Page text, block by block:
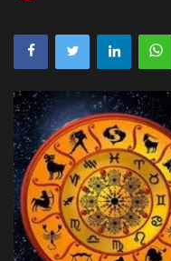
राजनीती
अपराध
मनोरंजन
खेल
एजुकेशन & करियर